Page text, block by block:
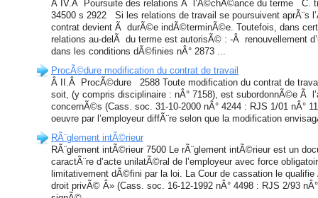
Â IV.Â Poursuite des relations Ã l’Ã©chÃ©ance du terme C.
34500 s 2922 Si les relations de travail se poursuivent aprÃ¨s
contrat devient Ã durÃ©e indÃ©terminÃ©e. Toutefois, dans
relations au-delÃ du terme est autorisÃ© : -Â renouvellement
dans les conditions dÃ©finies nÂ° 2873 ...
ProcÃ©dure modification du contrat de travail
Â II.Â ProcÃ©dure 2588 Toute modification du contrat de
soit, (y compris disciplinaire : nÂ° 7158), est subordonnÃ©e Ã
concernÃ©s (Cass. soc. 31-10-2000 nÂ° 4244 : RJS 1/01 nÂ°
oeuvre par l’employeur diffÃ¨re selon que la modification
RÃ¨glement intÃ©rieur
RÃ¨glement intÃ©rieur 7500 Le rÃ¨glement intÃ©rieur est un
caractÃ¨re d’acte unilatÃ©ral de l’employeur avec force
limitativement dÃ©fini par la loi. La Cour de cassation le qualifie
droit privÃ© Â» (Cass. soc. 16-12-1992 nÂ° 4498 : RJS 2/93